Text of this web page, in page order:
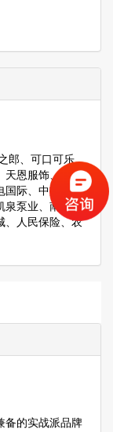
郎、可口可乐、
天恩服饰、法牌
国际、中盐集
泉泵业、南平电
、人民保险、农
备的实战派品牌